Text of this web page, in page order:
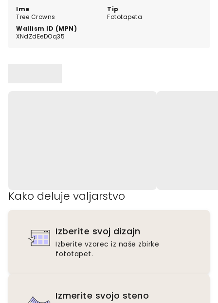
Ime
Tree Crowns
Tip
Fototapeta
Wallism ID (MPN)
XNdZdEeDOq35
Kako deluje valjarstvo
Izberite svoj dizajn
Izberite vzorec iz naše zbirke
fototapet.
Izmerite svojo steno